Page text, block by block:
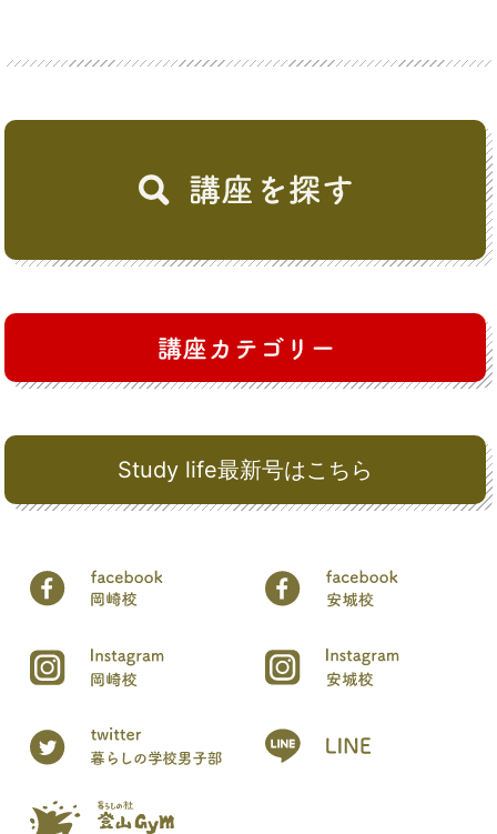
Study life最新号はこちら